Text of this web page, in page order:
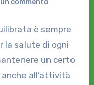
commento
è sempre
la salute di ogni
un certo
all’attività